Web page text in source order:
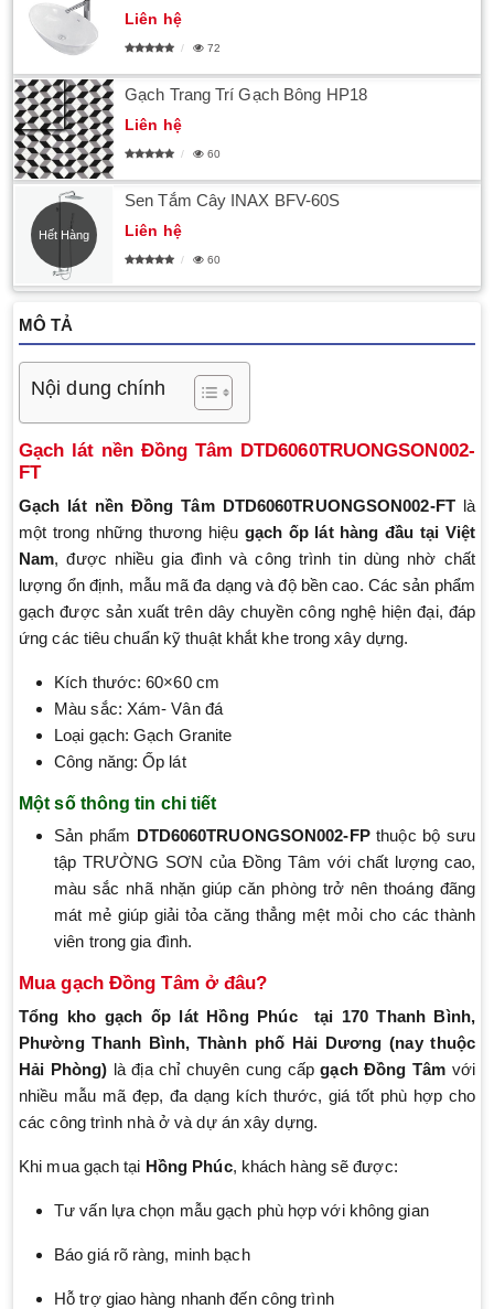
Liên hệ
72
Gạch Trang Trí Gạch Bông HP18
Liên hệ
60
Sen Tắm Cây INAX BFV-60S
Liên hệ
Hết Hàng
60
MÔ TẢ
Nội dung chính
Gạch lát nền Đồng Tâm DTD6060TRUONGSON002-
FT
Gạch lát nền Đồng Tâm DTD6060TRUONGSON002-FTlà
một trong những thương hiệu gạch ốp lát hàng đầu tại Việt
Nam, được nhiều gia đình và công trình tin dùng nhờ chất
lượng ổn định, mẫu mã đa dạng và độ bền cao. Các sản phẩm
gạch được sản xuất trên dây chuyền công nghệ hiện đại, đáp
ứng các tiêu chuẩn kỹ thuật khắt khe trong xây dựng.
Kích thước: 60×60 cm
Màu sắc: Xám- Vân đá
Loại gạch: Gạch Granite
Công năng: Ốp lát
Một số thông tin chi tiết
Sản phẩm DTD6060TRUONGSON002-FPthuộc bộ sưu
tập TRƯỜNG SƠN của Đồng Tâm với chất lượng cao,
màu sắc nhã nhặn giúp căn phòng trở nên thoáng đãng
mát mẻ giúp giải tỏa căng thẳng mệt mỏi cho các thành
viên trong gia đình.
Mua gạch Đồng Tâm ở đâu?
Tổng kho gạch ốp lát Hồng Phúc
tại 170 Thanh Bình,
Phường Thanh Bình, Thành phố Hải Dương (nay thuộc
Hải Phòng) là địa chỉ chuyên cung cấpgạch Đồng Tâm với
nhiều mẫu mã đẹp, đa dạng kích thước, giá tốt phù hợp cho
các công trình nhà ở và dự án xây dựng.
Khi mua gạch tại Hồng Phúc, khách hàng sẽ được:
Tư vấn lựa chọn mẫu gạch phù hợp với không gian
Báo giá rõ ràng, minh bạch
Hỗ trợ giao hàng nhanh đến công trình